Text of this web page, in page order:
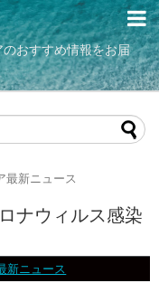
おすすめ情報をお届
最新ニュース
ナウィルス感染
新ニュース